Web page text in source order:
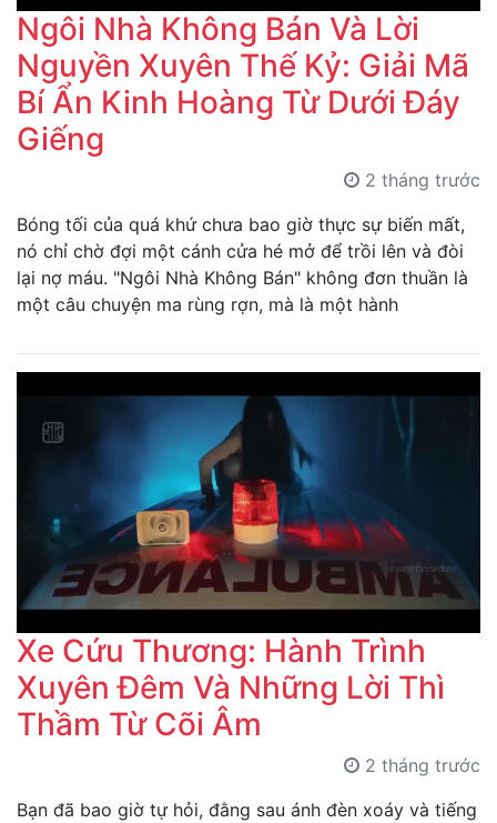
Ngôi Nhà Không Bán Và Lời
Nguyền Xuyên Thế Kỷ: Giải Mã
Bí Ẩn Kinh Hoàng Từ Dưới Đáy
Giếng
2 tháng trước
Bóng tối của quá khứ chưa bao giờ thực sự biến mất,
nó chỉ chờ đợi một cánh cửa hé mở để trồi lên và đòi
lại nợ máu. "Ngôi Nhà Không Bán" không đơn thuần là
một câu chuyện ma rùng rợn, mà là một hành
Xe Cứu Thương: Hành Trình
Xuyên Đêm Và Những Lời Thì
Thầm Từ Cõi Âm
2 tháng trước
Bạn đã bao giờ tự hỏi, đằng sau ánh đèn xoáy và tiếng